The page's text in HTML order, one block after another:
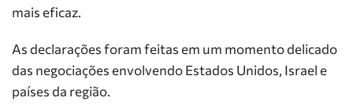
mais eficaz.
As declarações foram feitas em um momento delicado
das negociações envolvendo Estados Unidos, Israel e
países da região.